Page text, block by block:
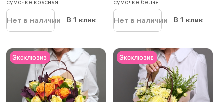
сумочке красная
Нет в наличии В 1 клик
сумочке белая
Нет в наличии В 1 клик